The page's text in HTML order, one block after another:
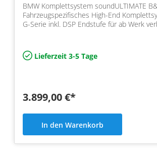
BMW Komplettsystem soundULTIMATE
Fahrzeugspezifisches High-End
G-Serie inkl. DSP Endstufe für ab Werk
Lieferzeit 3-5 Tage
3.899,00 €*
In den Warenkorb